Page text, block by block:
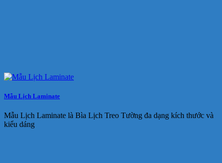
Mẫu Lịch Laminate
Mẫu Lịch Laminate là Bìa Lịch Treo Tường đa dạng kích thước và
kiểu dáng